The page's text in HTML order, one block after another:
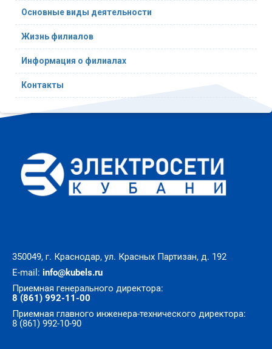
Основные виды деятельности
Жизнь филиалов
Информация о филиалах
Контакты
350049, г. Краснодар, ул. Красных Партизан, д. 192
E-mail: info@kubels.ru
Приемная генерального директора:
8 (861) 992-11-00
Приемная главного инженера-технического директора:
8 (861) 992-10-90